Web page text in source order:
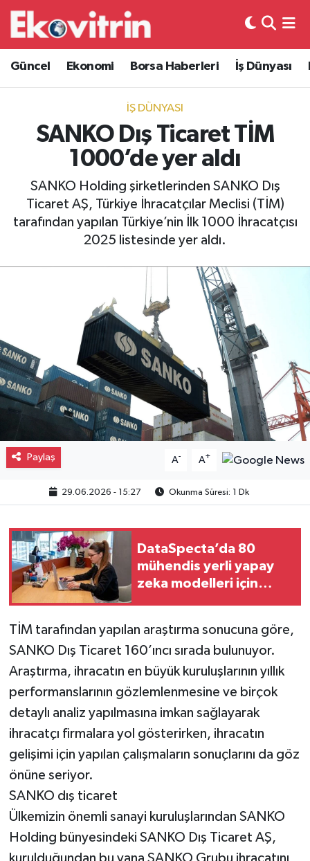
Güncel Ekonomi Borsa Haberleri İş Dünyası
İŞ DÜNYASI
SANKO Dış Ticaret TİM
1000’de yer aldı
SANKO Holding şirketlerinden SANKO Dış
Ticaret AŞ, Türkiye İhracatçılar Meclisi (TİM)
tarafından yapılan Türkiye’nin İlk 1000 İhracatçısı
2025 listesinde yer aldı.
Paylaş A- A+
29.06.2026 - 15:27 Okunma Süresi: 1 Dk
DataSpecta’da 80
mühendis yerli yapay
zeka modelleri için
TİM tarafından yapılan araştırma sonucuna göre,
SANKO Dış Ticaret 160’ıncı sırada bulunuyor.
Araştırma, ihracatın en büyük kuruluşlarının yıllık
performanslarının gözlemlenmesine ve birçok
detaylı analiz yapılmasına imkan sağlayarak
ihracatçı firmalara yol gösterirken, ihracatın
gelişimi için yapılan çalışmaların sonuçlarını da göz
önüne seriyor.
SANKO dış ticaret
Ülkemizin önemli sanayi kuruluşlarından SANKO
Holding bünyesindeki SANKO Dış Ticaret AŞ,
kurulduğundan bu yana SANKO Grubu ihracatını
Güncel
Ekonomi
Borsa Haberleri
İş Dünyası
Lojistik
Otovitrin
Asayiş
Gayrimenkul
Spor
Eğitim
Hava Durumu
Trafik Durumu
Süper Lig Puan Durumu ve Fikstür
Tüm Manşetler
Son Dakika Haberleri
Haber Arşivi